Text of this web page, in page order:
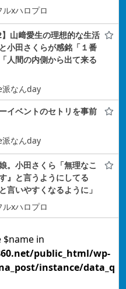
ルxハロプロ
】山﨑愛生の理想的な生活
小田さくらが感銘「１番
人間の内側から出て来る
なんday
イベントのセトリを事前
なんday
。小田さくら「無理なこ
』と言うようにしてる
言いやすくなるように」
ルxハロプロ
$name in
public_html/wp-
instance/data_q